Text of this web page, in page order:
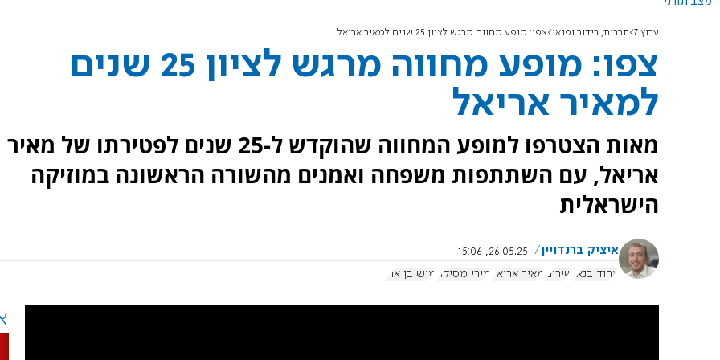
ערוץ 7 תרבות, בידור ופנאי צפו: מופע מחווה מרגש לציון 25 שנים למאיר אריאל
צפו: מופע מחווה מרגש לציון 25 שנים
למאיר אריאל
מאות הצטרפו למופע המחווה שהוקדש ל-25 שנים לפטירתו של מאיר
אריאל, עם השתתפות משפחה ואמנים מהשורה הראשונה במוזיקה
הישראלית
איציק ברנדויין
26.05.25, 15:06
אהוד בנאי
שירים מאיר אריאל מירי מסיקה מוש בן ארי